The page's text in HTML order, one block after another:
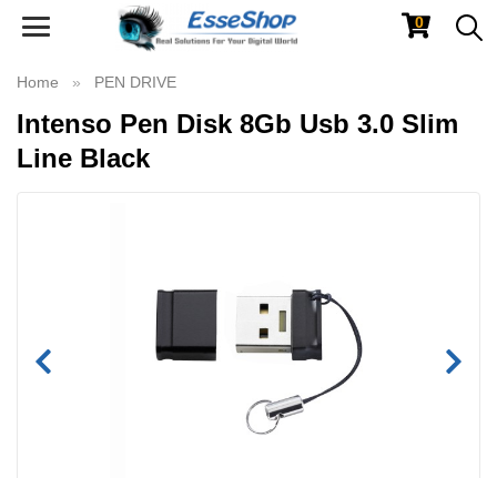
Toggle
0
Home PEN DRIVE
Intenso Pen Disk 8Gb Usb 3.0 Slim
Line Black